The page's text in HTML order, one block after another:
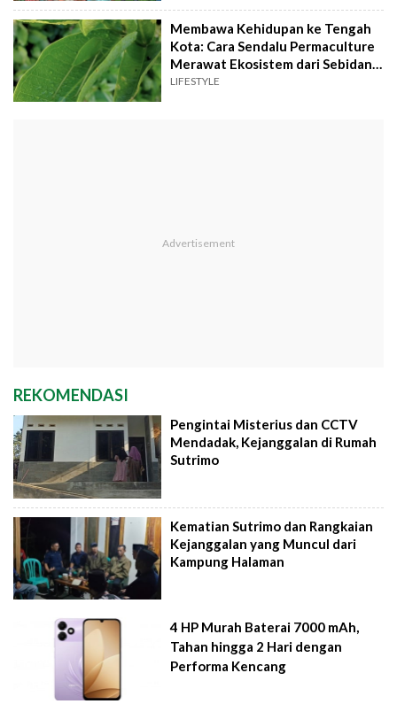
Membawa Kehidupan ke Tengah
Kota: Cara Sendalu Permaculture
Merawat Ekosistem dari Sebidang
Kebun
LIFESTYLE
REKOMENDASI
Pengintai Misterius dan CCTV
Mendadak, Kejanggalan di Rumah
Sutrimo
Kematian Sutrimo dan Rangkaian
Kejanggalan yang Muncul dari
Kampung Halaman
4 HP Murah Baterai 7000 mAh,
Tahan hingga 2 Hari dengan
Performa Kencang